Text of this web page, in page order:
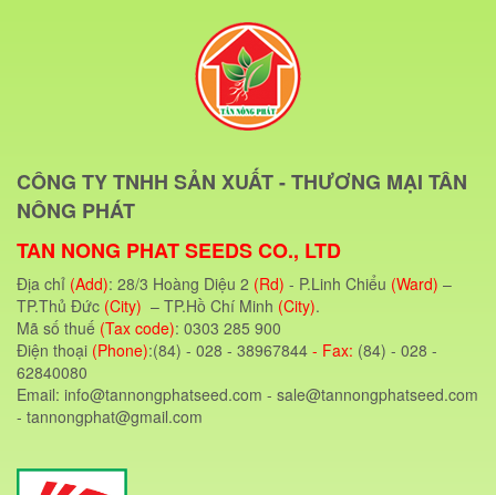
CÔNG TY TNHH SẢN XUẤT - THƯƠNG MẠI TÂN
NÔNG PHÁT
TAN NONG PHAT SEEDS CO., LTD
Địa chỉ (Add): 28/3 Hoàng Diệu 2 (Rd) - P.Linh Chiểu (Ward) –
TP.Thủ Đức (City) – TP.Hồ Chí Minh (City).
Mã số thuế (Tax code): 0303 285 900
Điện thoại (Phone):(84) - 028 - 38967844 - Fax: (84) - 028 -
62840080
Email: info@tannongphatseed.com - sale@tannongphatseed.com
- tannongphat@gmail.com